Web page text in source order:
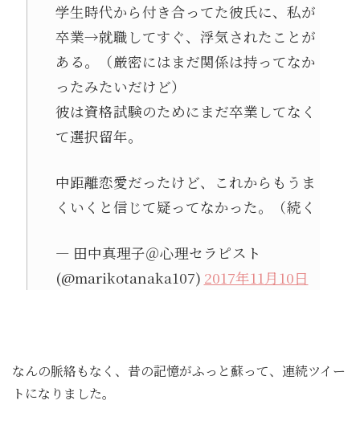
学生時代から付き合ってた彼氏に、私が
卒業→就職してすぐ、浮気されたことが
ある。（厳密にはまだ関係は持ってなか
ったみたいだけど）
彼は資格試験のためにまだ卒業してなく
て選択留年。
中距離恋愛だったけど、これからもうま
くいくと信じて疑ってなかった。（続く
— 田中真理子＠心理セラピスト
(@marikotanaka107) 2017年11月10日
なんの脈絡もなく、昔の記憶がふっと蘇って、連続ツイー
トになりました。